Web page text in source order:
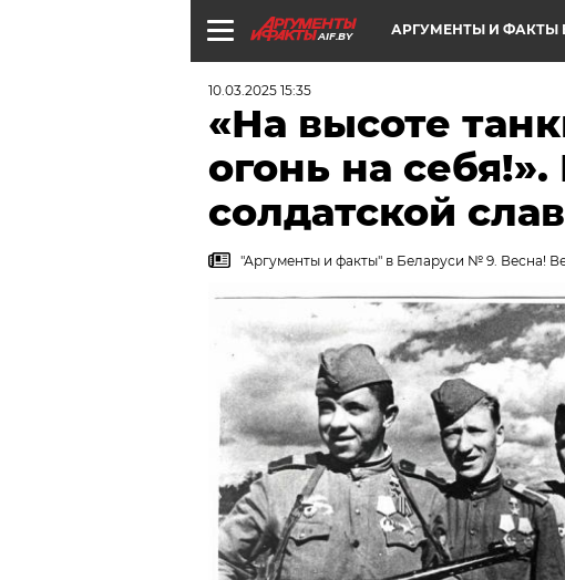
AIF.BY АРГУМЕНТЫ И ФАКТЫ
10.03.2025 15:35
«На высоте
огонь на
солдатской
"Аргументы и факты" в Беларуси № 9. Весна!